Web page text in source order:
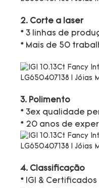
2. Corte a laser
* 3 linhas de
* Mais de 50
3. Polimento
* 3ex qualidade
* 20 anos de
4. Classificação
* IGI & Certificados